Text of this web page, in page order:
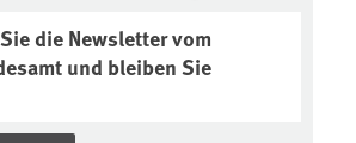
die Newsletter vom
und bleiben Sie